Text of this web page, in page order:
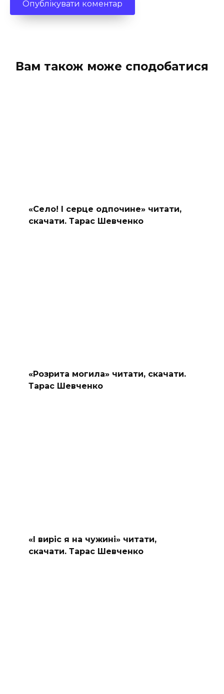
Вам також може сподобатися
«Село! І серце одпочине» читати,
скачати. Тарас Шевченко
«Розрита могила» читати, скачати.
Тарас Шевченко
«І виріс я на чужині» читати,
скачати. Тарас Шевченко